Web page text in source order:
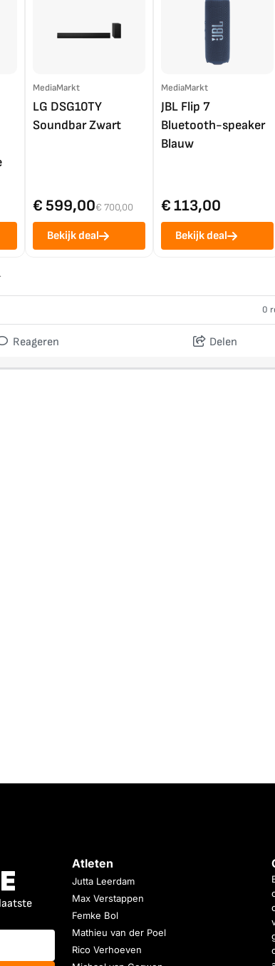
MediaMarkt
LG DSG10TY
Soundbar Zwart
€ 599,00€ 700,00
Bekijk deal
MediaMarkt
JBL Flip 7
Bluetooth-speaker
Blauw
€ 113,00
Bekijk deal
0
Reageren Delen
Atleten
Jutta Leerdam
Max Verstappen
Femke Bol
Mathieu van der Poel
Rico Verhoeven